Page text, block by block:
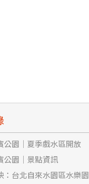
公園｜夏季戲水區開放
公園｜景點資訊
：台北自來水園區水樂園